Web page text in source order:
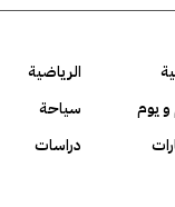
الرياضية
و يوم
سياحة
دراسات